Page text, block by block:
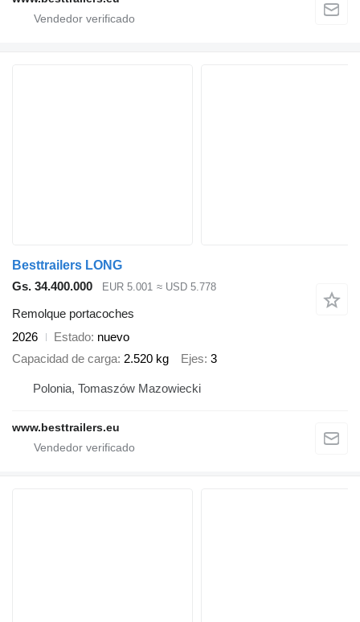
Besttrailers LONG
Gs. 34.400.000
EUR 5.001 ≈ USD 5.778
Remolque portacoches
2026
Estado nuevo
Capacidad de carga 2.520 kg Ejes 3
Polonia, Tomaszów Mazowiecki
www.besttrailers.eu